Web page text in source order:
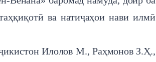
ва натиҷаҳои нави илмӣ
Илолов М., Раҳмонов З.Ҳ.,